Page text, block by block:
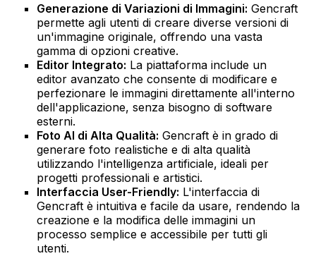
Generazione di Variazioni di Immagini: Gencraft
permette agli utenti di creare diverse versioni di
un'immagine originale, offrendo una vasta
gamma di opzioni creative.
Editor Integrato: La piattaforma include un
editor avanzato che consente di modificare e
perfezionare le immagini direttamente all'interno
dell'applicazione, senza bisogno di software
esterni.
Foto AI di Alta Qualità: Gencraft è in grado di
generare foto realistiche e di alta qualità
utilizzando l'intelligenza artificiale, ideali per
progetti professionali e artistici.
Interfaccia User-Friendly: L'interfaccia di
Gencraft è intuitiva e facile da usare, rendendo la
creazione e la modifica delle immagini un
processo semplice e accessibile per tutti gli
utenti.